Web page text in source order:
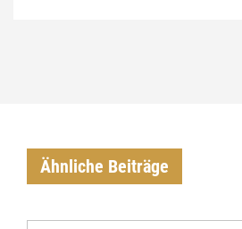
Ähnliche Beiträge